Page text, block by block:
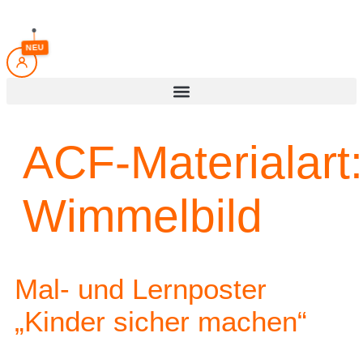
NEU
ACF-Materialart:
Wimmelbild
Mal- und Lernposter
„Kinder sicher machen“